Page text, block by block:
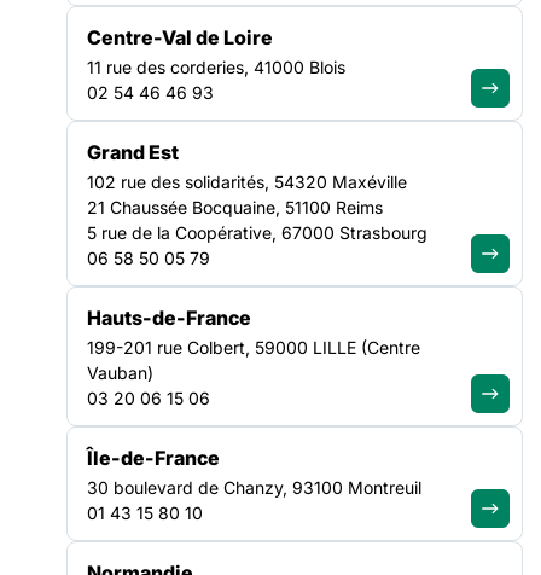
Type de formation :
En présentiel
Public :
Écoutant·e 115 en poste de jour
Prix :
Adhérent :450€
Non-adhérent :540€
Les écoutant·e·s 115 sont amené·e·s à répondre aux appels de
personnes sans domicile, à la recherche d’un hébergement ou
d’autres services de première nécessité, ou de signalements.
Comment, concrètement, au téléphone, alors que la personne
qui appelle vit une situation d‘urgence sociale, tenir des
propos qui permettent une aide inconditionnelle, de proximité,
respectueuse ? Comment accorder toute l’attention nécessaire
à cette personne, comprendre ses besoins, trouver
Centre-Val de Loire
11 rue des corderies, 41000 Blois
02 54 46 46 93
Grand Est
102 rue des solidarités, 54320 Maxéville
21 Chaussée Bocquaine, 51100 Reims
5 rue de la Coopérative, 67000 Strasbourg
06 58 50 05 79
Hauts-de-France
199-201 rue Colbert, 59000 LILLE (Centre
Vauban)
03 20 06 15 06
Île-de-France
30 boulevard de Chanzy, 93100 Montreuil
01 43 15 80 10